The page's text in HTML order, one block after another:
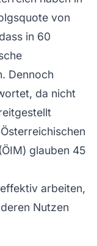
von
in 60
Dennoch
da nicht
glauben 45
arbeiten,
Nutzen